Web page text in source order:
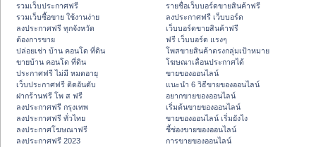
รวมเว็บประกาศฟรี
รวมเว็บซื้อขาย ใช้งานง่าย
ลงประกาศฟรี ทุกจังหวัด
ต้องการขาย
ปล่อยเช่า บ้าน คอนโด ที่ดิน
ขายบ้าน คอนโด ที่ดิน
ประกาศฟรี ไม่มี หมดอายุ
เว็บประกาศฟรี ติดอันดับ
ฝากร้านฟรี โพ ส ฟรี
ลงประกาศฟรี กรุงเทพ
ลงประกาศฟรี ทั่วไทย
ลงประกาศโฆษณาฟรี
ลงประกาศฟรี 2023
รายชื่อเว็บบอร์ดขายสินค้าฟรี
ลงประกาศฟรี เว็บบอร์ด
เว็บบอร์ดขายสินค้าฟรี
ฟรี เว็บบอร์ด แรงๆ
โพสขายสินค้าตรงกลุ่มเป้าหมาย
โฆษณาเลื่อนประกาศได้
ขายของออนไลน์
แนะนำ 6 วิธีขายของออนไลน์
อยากขายของออนไลน์
เริ่มต้นขายของออนไลน์
ขายของออนไลน์ เริ่มยังไง
ชี้ช่องขายของออนไลน์
การขายของออนไลน์